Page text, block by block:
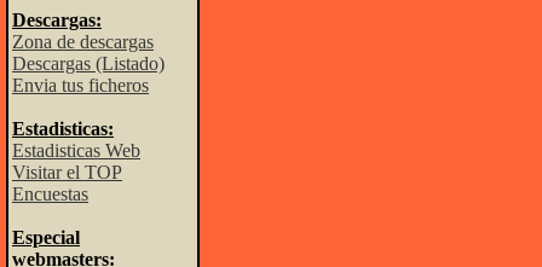
Descargas:
Zona de descargas
Descargas (Listado)
Envia tus ficheros
Estadisticas:
Estadisticas Web
Visitar el TOP
Encuestas
Especial
webmasters: